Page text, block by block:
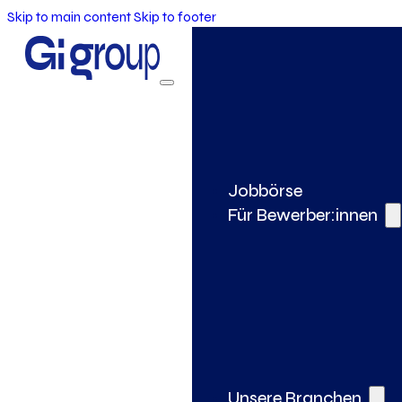
Skip to main contentSkip to footer
Jobbörse
Für Bewerber:innen